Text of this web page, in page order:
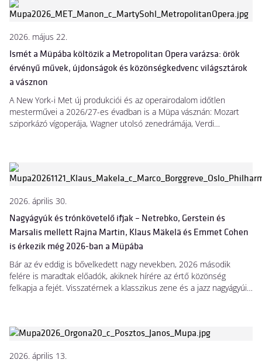
színpadán, de rendhagyó mesekoncertekkel is bővül a családi és
ifjúsági események kínálata.
2026. május 22.
Ismét a Müpába költözik a Metropolitan Opera varázsa: örök
érvényű művek, újdonságok és közönségkedvenc világsztárok
a vásznon
A New York-i Met új produkciói és az operairodalom időtlen
mesterművei a 2026/27-es évadban is a Müpa vásznán: Mozart
sziporkázó vígoperája, Wagner utolsó zenedrámája, Verdi
láthatunk, mint Lise Davidsen, Elīna Garanča, Piotr Beczała, Sondra
Radvanovsky és Nadine Sierra.
2026. április 30.
Nagyágyúk és trónkövetelő ifjak – Netrebko, Gerstein és
Marsalis mellett Rajna Martin, Klaus Mäkelä és Emmet Cohen
is érkezik még 2026-ban a Müpába
Bár az év eddig is bővelkedett nagy nevekben, 2026 második
felére is maradtak előadók, akiknek hírére az értő közönség
felkapja a fejét. Visszatérnek a klasszikus zene és a jazz nagyágyúi,
valamint bemutatkozik a magyar közönségnek mások mellett a
2026. április 13.